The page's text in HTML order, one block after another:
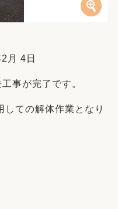
月 4日
事が完了です。
ての解体作業となり